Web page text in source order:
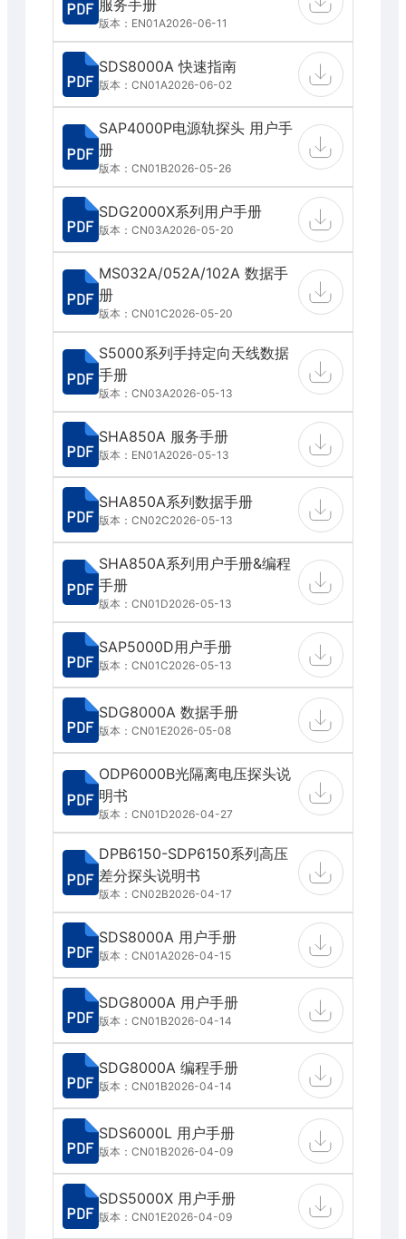
服务手册
版本：EN01A2026-06-11
SDS8000A 快速指南
版本：CN01A2026-06-02
SAP4000P电源轨探头 用户手
册
版本：CN01B2026-05-26
SDG2000X系列用户手册
版本：CN03A2026-05-20
MS032A/052A/102A 数据手
册
版本：CN01C2026-05-20
S5000系列手持定向天线数据
手册
版本：CN03A2026-05-13
SHA850A 服务手册
版本：EN01A2026-05-13
SHA850A系列数据手册
版本：CN02C2026-05-13
SHA850A系列用户手册&编程
手册
版本：CN01D2026-05-13
SAP5000D用户手册
版本：CN01C2026-05-13
SDG8000A 数据手册
版本：CN01E2026-05-08
ODP6000B光隔离电压探头说
明书
版本：CN01D2026-04-27
DPB6150-SDP6150系列高压
差分探头说明书
版本：CN02B2026-04-17
SDS8000A 用户手册
版本：CN01A2026-04-15
SDG8000A 用户手册
版本：CN01B2026-04-14
SDG8000A 编程手册
版本：CN01B2026-04-14
SDS6000L 用户手册
版本：CN01B2026-04-09
SDS5000X 用户手册
版本：CN01E2026-04-09